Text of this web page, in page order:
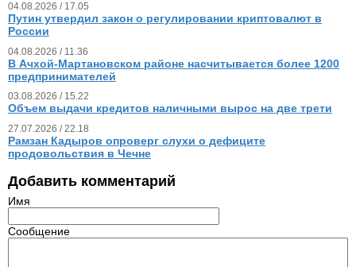
04.08.2026 / 17.05
Путин утвердил закон о регулировании криптовалют в
России
04.08.2026 / 11.36
В Ачхой-Мартановском районе насчитывается более 1200
предпринимателей
03.08.2026 / 15.22
Объем выдачи кредитов наличными вырос на две трети
27.07.2026 / 22.18
Рамзан Кадыров опроверг слухи о дефиците
продовольствия в Чечне
Добавить комментарий
Имя
Сообщение